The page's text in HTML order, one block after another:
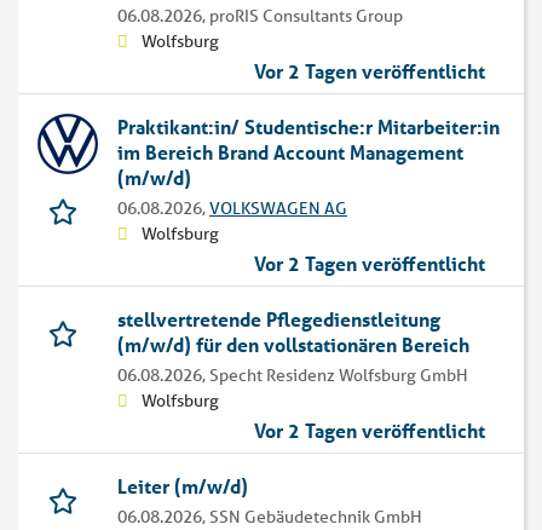
06.08.2026, proRIS Consultants Group
Wolfsburg
Vor 2 Tagen veröffentlicht
Praktikant:in/ Studentische:r Mitarbeiter:in
im Bereich Brand Account Management
(m/w/d)
06.08.2026,VOLKSWAGEN AG
Wolfsburg
Vor 2 Tagen veröffentlicht
stellvertretende Pflegedienstleitung
(m/w/d) für den vollstationären Bereich
06.08.2026,Specht Residenz Wolfsburg GmbH
Wolfsburg
Vor 2 Tagen veröffentlicht
Leiter (m/w/d)
06.08.2026,SSN Gebäudetechnik GmbH